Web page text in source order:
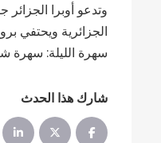
وتدعو أوبرا
الجزائرية ويحتفي
سهرة الليلة: سهرة
شارك هذا الحدث